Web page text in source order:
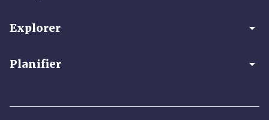
Explorer arrow_drop_down
Planifier arrow_drop_down